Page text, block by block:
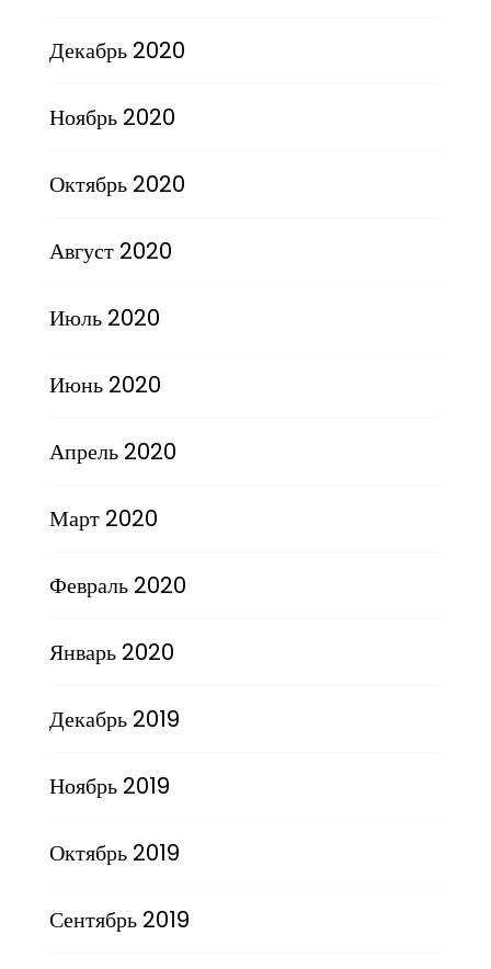
Декабрь 2020
Ноябрь 2020
Октябрь 2020
Август 2020
Июль 2020
Июнь 2020
Апрель 2020
Март 2020
Февраль 2020
Январь 2020
Декабрь 2019
Ноябрь 2019
Октябрь 2019
Сентябрь 2019